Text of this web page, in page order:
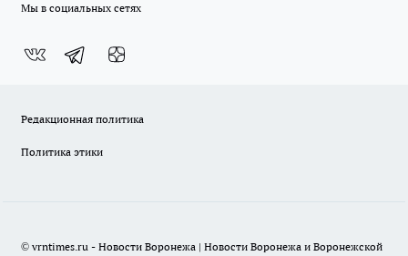
Мы в социальных сетях
Редакционная политика
Политика этики
© vrntimes.ru - Новости Воронежа | Новости Воронежа и Воронежской